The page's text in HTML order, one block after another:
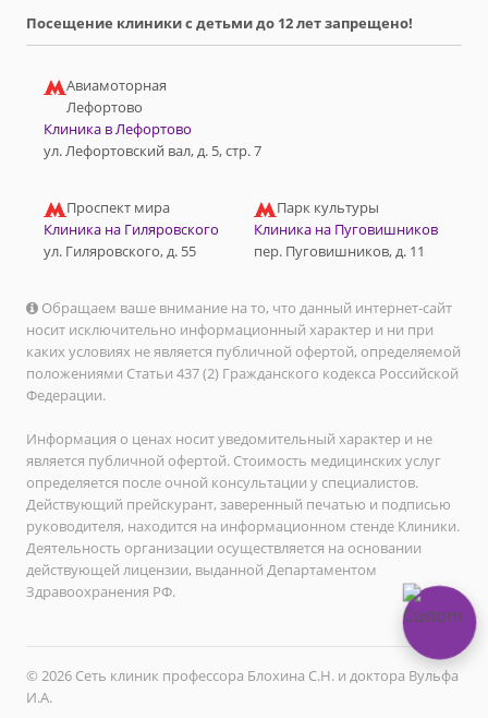
Посещение клиники с детьми до 12 лет запрещено!
Авиамоторная
Лефортово
Клиника в Лефортово
ул. Лефортовский вал, д. 5, стр. 7
Проспект мира
Клиника на Гиляровского
ул. Гиляровского, д. 55
Парк культуры
Клиника на Пуговишников
пер. Пуговишников, д. 11
Обращаем ваше внимание на то, что данный интернет-сайт
носит исключительно информационный характер и ни при
каких условиях не является публичной офертой, определяемой
положениями Статьи 437 (2) Гражданского кодекса Российской
Федерации.
Информация о ценах носит уведомительный характер и не
является публичной офертой. Стоимость медицинских услуг
определяется после очной консультации у специалистов.
Действующий прейскурант, заверенный печатью и подписью
руководителя, находится на информационном стенде Клиники.
Деятельность организации осуществляется на основании
действующей лицензии, выданной Департаментом
Здравоохранения РФ.
© 2026 Сеть клиник профессора Блохина С.Н. и доктора Вульфа
И.А.